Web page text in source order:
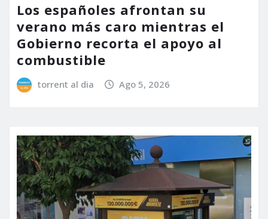
Los españoles afrontan su
verano más caro mientras el
Gobierno recorta el apoyo al
combustible
torrent al dia Ago 5, 2026